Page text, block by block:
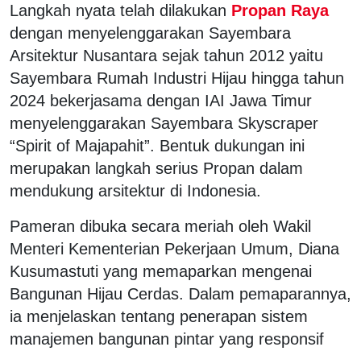
Langkah nyata telah dilakukan Propan Raya
dengan menyelenggarakan Sayembara
Arsitektur Nusantara sejak tahun 2012 yaitu
Sayembara Rumah Industri Hijau hingga tahun
2024 bekerjasama dengan IAI Jawa Timur
menyelenggarakan Sayembara Skyscraper
“Spirit of Majapahit”. Bentuk dukungan ini
merupakan langkah serius Propan dalam
mendukung arsitektur di Indonesia.
Pameran dibuka secara meriah oleh Wakil
Menteri Kementerian Pekerjaan Umum, Diana
Kusumastuti yang memaparkan mengenai
Bangunan Hijau Cerdas. Dalam pemaparannya,
ia menjelaskan tentang penerapan sistem
manajemen bangunan pintar yang responsif